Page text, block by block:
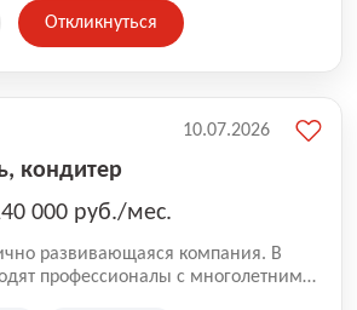
Откликнуться
кондитер
000 руб./мес.
развивающаяся компания. В
профессионалы с многолетним
10.07.2026